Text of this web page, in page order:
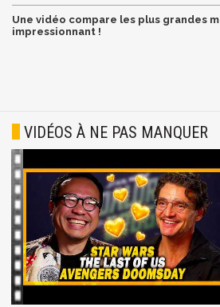
Une vidéo compare les plus grandes
impressionnant !
VIDÉOS À NE PAS MANQUER